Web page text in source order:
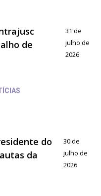
de
31 de
julho de
2026
do
da
30 de
julho de
2026